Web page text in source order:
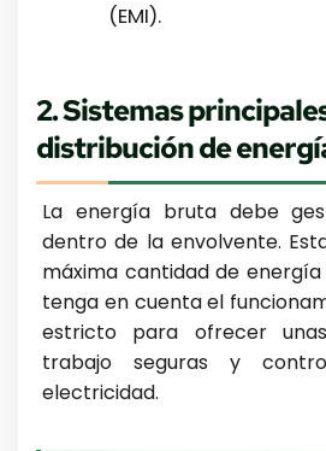
(EMI).
2. Sistemas
distribución de
La energía bruta debe
dentro de la envolvente.
máxima cantidad de
tenga en cuenta el
estricto para ofrecer
trabajo seguras y
electricidad.